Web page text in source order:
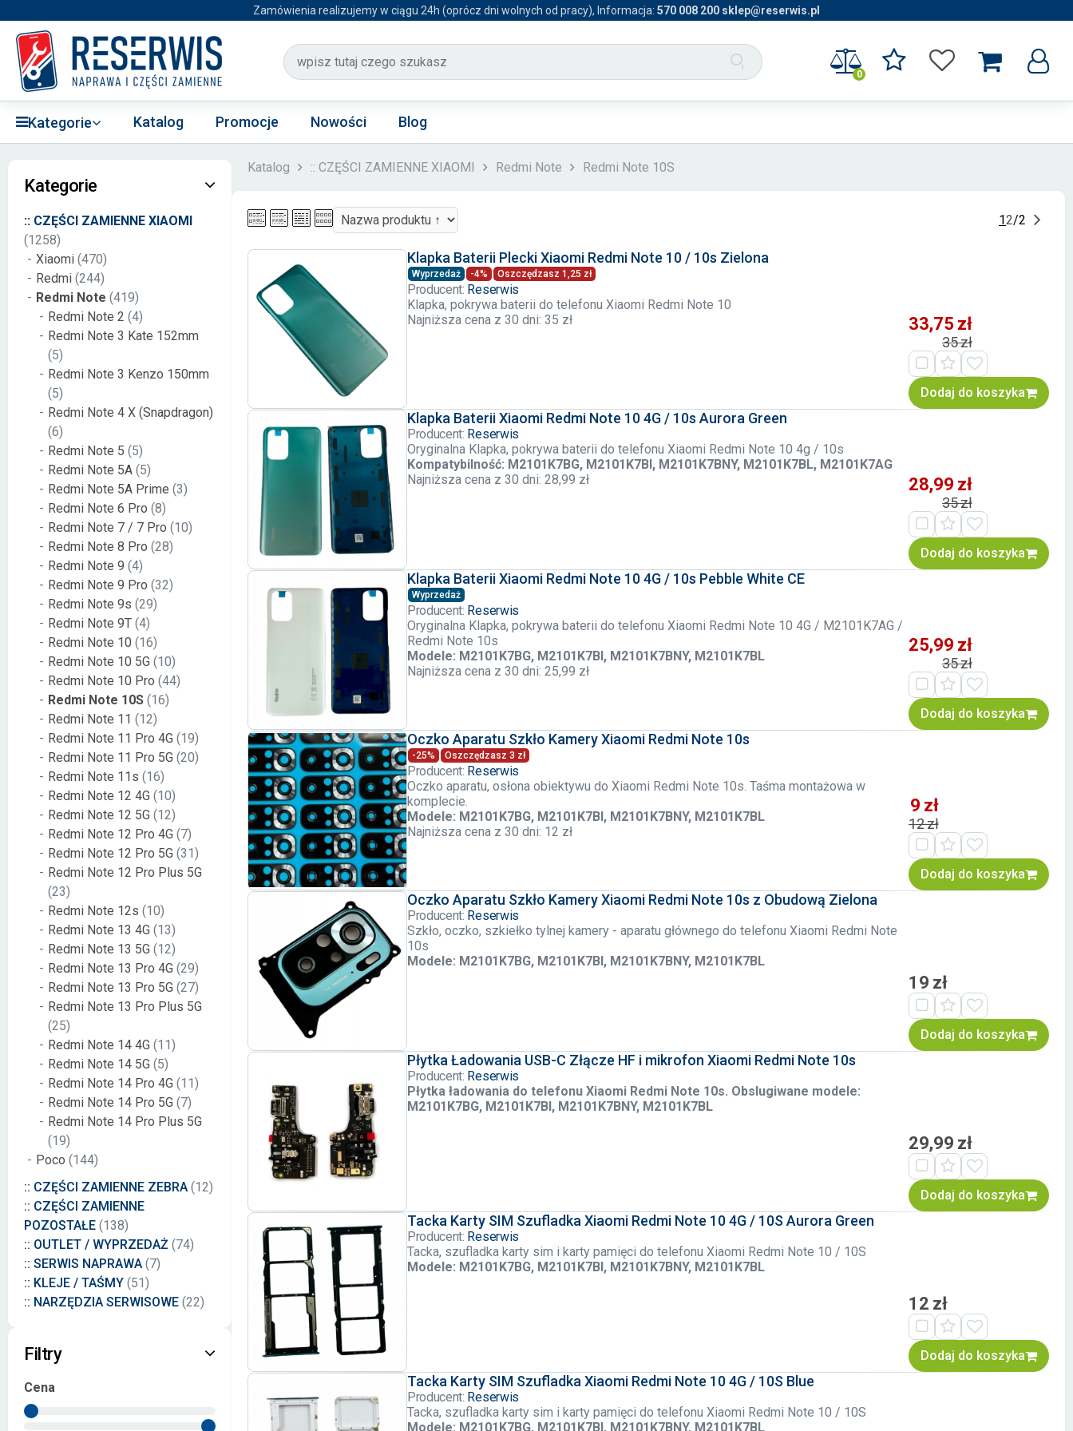
Zamówienia realizujemy w ciągu 24h (oprócz dni wolnych od pracy), Informacja: 570 008 200 sklep@reserwis.pl
0
Kategorie Katalog Promocje Nowości Blog
Kategorie
:: CZĘŚCI ZAMIENNE XIAOMI
(1258)
Xiaomi (470)
Redmi (244)
Redmi Note (419)
Redmi Note 2 (4)
Redmi Note 3 Kate 152mm
(5)
Redmi Note 3 Kenzo 150mm
(5)
Redmi Note 4 X (Snapdragon)
(6)
Redmi Note 5 (5)
Redmi Note 5A (5)
Redmi Note 5A Prime (3)
Redmi Note 6 Pro (8)
Redmi Note 7 / 7 Pro (10)
Redmi Note 8 Pro (28)
Redmi Note 9 (4)
Redmi Note 9 Pro (32)
Redmi Note 9s (29)
Redmi Note 9T (4)
Redmi Note 10 (16)
Redmi Note 10 5G (10)
Redmi Note 10 Pro (44)
Redmi Note 10S (16)
Redmi Note 11 (12)
Redmi Note 11 Pro 4G (19)
Redmi Note 11 Pro 5G (20)
Redmi Note 11s (16)
Redmi Note 12 4G (10)
Redmi Note 12 5G (12)
Redmi Note 12 Pro 4G (7)
Redmi Note 12 Pro 5G (31)
Redmi Note 12 Pro Plus 5G
(23)
Redmi Note 12s (10)
Redmi Note 13 4G (13)
Redmi Note 13 5G (12)
Redmi Note 13 Pro 4G (29)
Redmi Note 13 Pro 5G (27)
Redmi Note 13 Pro Plus 5G
(25)
Redmi Note 14 4G (11)
Redmi Note 14 5G (5)
Redmi Note 14 Pro 4G (11)
Redmi Note 14 Pro 5G (7)
Redmi Note 14 Pro Plus 5G
(19)
Poco (144)
:: CZĘŚCI ZAMIENNE ZEBRA (12)
:: CZĘŚCI ZAMIENNE
POZOSTAŁE (138)
:: OUTLET / WYPRZEDAŻ (74)
:: SERWIS NAPRAWA (7)
:: KLEJE / TAŚMY (51)
:: NARZĘDZIA SERWISOWE (22)
Filtry
Cena
Katalog :: CZĘŚCI ZAMIENNE XIAOMI Redmi Note Redmi Note 10S
12/2
Klapka Baterii Plecki Xiaomi Redmi Note 10 / 10s Zielona
Wyprzedaż -4% Oszczędzasz 1,25 zł
Producent: Reserwis
Klapka, pokrywa baterii do telefonu Xiaomi Redmi Note 10
Najniższa cena z 30 dni: 35 zł
33,75 zł
35 zł
Dodaj do koszyka
Klapka Baterii Xiaomi Redmi Note 10 4G / 10s Aurora Green
Producent: Reserwis
Oryginalna Klapka, pokrywa baterii do telefonu Xiaomi Redmi Note 10 4g / 10s
Kompatybilność: M2101K7BG, M2101K7BI, M2101K7BNY, M2101K7BL, M2101K7AG
Najniższa cena z 30 dni: 28,99 zł
28,99 zł
35 zł
Dodaj do koszyka
Klapka Baterii Xiaomi Redmi Note 10 4G / 10s Pebble White CE
Wyprzedaż
Producent: Reserwis
Oryginalna Klapka, pokrywa baterii do telefonu Xiaomi Redmi Note 10 4G / M2101K7AG /
Redmi Note 10s
Modele: M2101K7BG, M2101K7BI, M2101K7BNY, M2101K7BL
Najniższa cena z 30 dni: 25,99 zł
25,99 zł
35 zł
Dodaj do koszyka
Oczko Aparatu Szkło Kamery Xiaomi Redmi Note 10s
-25% Oszczędzasz 3 zł
Producent: Reserwis
Oczko aparatu, osłona obiektywu do Xiaomi Redmi Note 10s. Taśma montażowa w
komplecie.
Modele: M2101K7BG, M2101K7BI, M2101K7BNY, M2101K7BL
Najniższa cena z 30 dni: 12 zł
9 zł
12 zł
Dodaj do koszyka
Oczko Aparatu Szkło Kamery Xiaomi Redmi Note 10s z Obudową Zielona
Producent: Reserwis
Szkło, oczko, szkiełko tylnej kamery - aparatu głównego do telefonu Xiaomi Redmi Note
10s
Modele: M2101K7BG, M2101K7BI, M2101K7BNY, M2101K7BL
19 zł
Dodaj do koszyka
Płytka Ładowania USB-C Złącze HF i mikrofon Xiaomi Redmi Note 10s
Producent: Reserwis
Płytka ładowania do telefonu Xiaomi Redmi Note 10s. Obslugiwane modele:
M2101K7BG, M2101K7BI, M2101K7BNY, M2101K7BL
29,99 zł
Dodaj do koszyka
Tacka Karty SIM Szufladka Xiaomi Redmi Note 10 4G / 10S Aurora Green
Producent: Reserwis
Tacka, szufladka karty sim i karty pamięci do telefonu Xiaomi Redmi Note 10 / 10S
Modele: M2101K7BG, M2101K7BI, M2101K7BNY, M2101K7BL
12 zł
Dodaj do koszyka
Tacka Karty SIM Szufladka Xiaomi Redmi Note 10 4G / 10S Blue
Producent: Reserwis
Tacka, szufladka karty sim i karty pamięci do telefonu Xiaomi Redmi Note 10 / 10S
Modele: M2101K7BG, M2101K7BI, M2101K7BNY, M2101K7BL